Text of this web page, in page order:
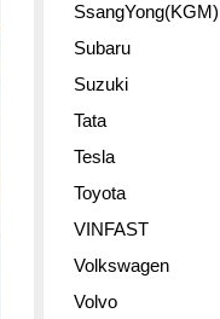
SsangYong(KGM)
Subaru
Suzuki
Tata
Tesla
Toyota
VINFAST
Volkswagen
Volvo